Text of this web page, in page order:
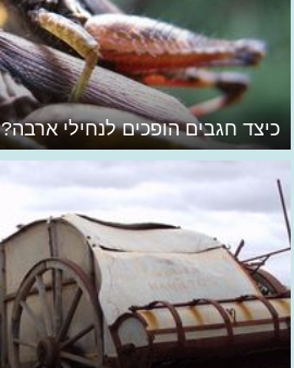
כיצד חגבים הופכים לנחילי ארבה?